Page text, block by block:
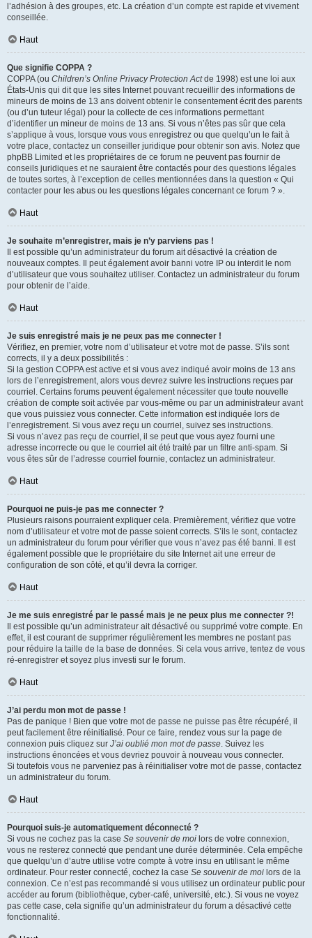
l’adhésion à des groupes, etc. La création d’un compte est rapide et vivement
conseillée.
Haut
Que signifie COPPA ?
COPPA (ou Children’s Online Privacy Protection Actde 1998) est une loi aux
États-Unis qui dit que les sites Internet pouvant recueillir des informations de
mineurs de moins de 13 ans doivent obtenir le consentement écrit des parents
(ou d’un tuteur légal) pour la collecte de ces informations permettant
d’identifier un mineur de moins de 13 ans. Si vous n’êtes pas sûr que cela
s’applique à vous, lorsque vous vous enregistrez ou que quelqu’un le fait à
votre place, contactez un conseiller juridique pour obtenir son avis. Notez que
phpBB Limited et les propriétaires de ce forum ne peuvent pas fournir de
conseils juridiques et ne sauraient être contactés pour des questions légales
de toutes sortes, à l’exception de celles mentionnées dans la question « Qui
contacter pour les abus ou les questions légales concernant ce forum ? ».
Haut
Je souhaite m’enregistrer, mais je n’y parviens pas !
Il est possible qu’un administrateur du forum ait désactivé la création de
nouveaux comptes. Il peut également avoir banni votre IP ou interdit le nom
d’utilisateur que vous souhaitez utiliser. Contactez un administrateur du forum
pour obtenir de l’aide.
Haut
Je suis enregistré mais je ne peux pas me connecter !
Vérifiez, en premier, votre nom d’utilisateur et votre mot de passe. S’ils sont
corrects, il y a deux possibilités :
Si la gestion COPPA est active et si vous avez indiqué avoir moins de 13 ans
lors de l’enregistrement, alors vous devrez suivre les instructions reçues par
courriel. Certains forums peuvent également nécessiter que toute nouvelle
création de compte soit activée par vous-même ou par un administrateur avant
que vous puissiez vous connecter. Cette information est indiquée lors de
l’enregistrement. Si vous avez reçu un courriel, suivez ses instructions.
Si vous n’avez pas reçu de courriel, il se peut que vous ayez fourni une
adresse incorrecte ou que le courriel ait été traité par un filtre anti-spam. Si
vous êtes sûr de l’adresse courriel fournie, contactez un administrateur.
Haut
Pourquoi ne puis-je pas me connecter ?
Plusieurs raisons pourraient expliquer cela. Premièrement, vérifiez que votre
nom d’utilisateur et votre mot de passe soient corrects. S’ils le sont, contactez
un administrateur du forum pour vérifier que vous n’avez pas été banni. Il est
également possible que le propriétaire du site Internet ait une erreur de
configuration de son côté, et qu’il devra la corriger.
Haut
Je me suis enregistré par le passé mais je ne peux plus me connecter ?!
Il est possible qu’un administrateur ait désactivé ou supprimé votre compte. En
effet, il est courant de supprimer régulièrement les membres ne postant pas
pour réduire la taille de la base de données. Si cela vous arrive, tentez de vous
ré-enregistrer et soyez plus investi sur le forum.
Haut
J’ai perdu mon mot de passe !
Pas de panique ! Bien que votre mot de passe ne puisse pas être récupéré, il
peut facilement être réinitialisé. Pour ce faire, rendez vous sur la page de
connexion puis cliquez sur J’ai oublié mon mot de passe. Suivez les
instructions énoncées et vous devriez pouvoir à nouveau vous connecter.
Si toutefois vous ne parveniez pas à réinitialiser votre mot de passe, contactez
un administrateur du forum.
Haut
Pourquoi suis-je automatiquement déconnecté ?
Si vous ne cochez pas la case Se souvenir de moi lors de votre connexion,
vous ne resterez connecté que pendant une durée déterminée. Cela empêche
que quelqu’un d’autre utilise votre compte à votre insu en utilisant le même
ordinateur. Pour rester connecté, cochez la case Se souvenir de moi lors de la
connexion. Ce n’est pas recommandé si vous utilisez un ordinateur public pour
accéder au forum (bibliothèque, cyber-café, université, etc.). Si vous ne voyez
pas cette case, cela signifie qu’un administrateur du forum a désactivé cette
fonctionnalité.